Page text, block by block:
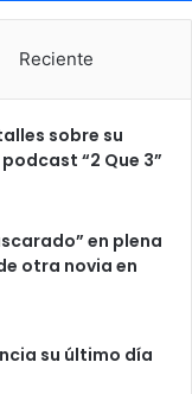
Reciente
sobre su
“2 Que 3”
en plena
otra novia en
su último día